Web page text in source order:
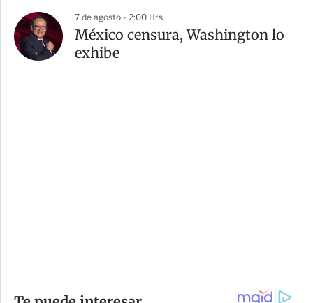
7 de agosto - 2:00 Hrs
México censura, Washington lo
exhibe